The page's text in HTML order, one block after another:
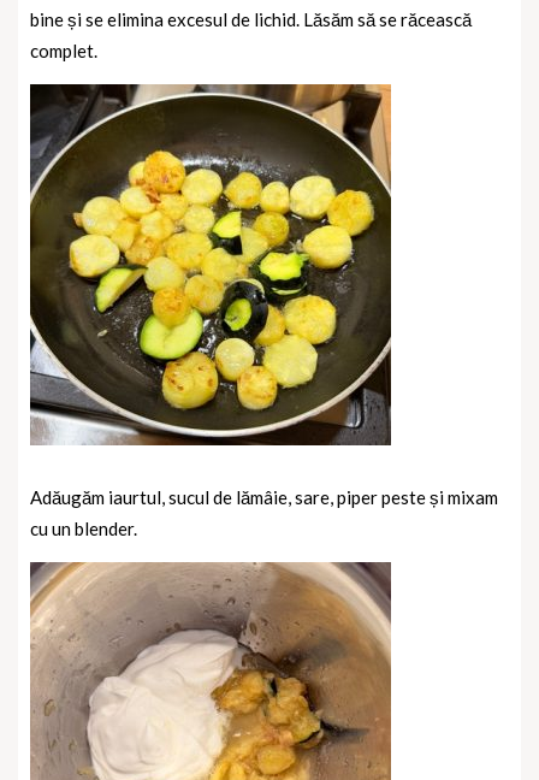
bine și se elimina excesul de lichid. Lăsăm să se răcească
complet.
Adăugăm iaurtul, sucul de lămâie, sare, piper peste și mixam
cu un blender.